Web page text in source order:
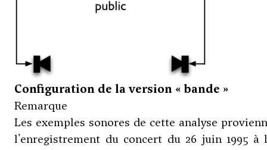
Configuration de la version « bande »
Remarque
Les exemples sonores de cette analyse
l'enregistrement du concert du 26 juin 1995 à